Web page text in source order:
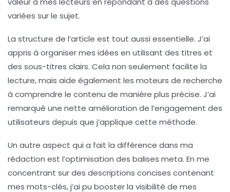
variées sur le sujet.
La structure de l’article est tout aussi essentielle. J’ai
appris à organiser mes idées en utilisant des titres et
des sous-titres clairs. Cela non seulement facilite la
lecture, mais aide également les moteurs de recherche
à comprendre le contenu de manière plus précise. J’ai
remarqué une nette amélioration de l’engagement des
utilisateurs depuis que j’applique cette méthode.
Un autre aspect qui a fait la différence dans ma
rédaction est l’optimisation des balises meta. En me
concentrant sur des descriptions concises contenant
mes mots-clés, j’ai pu booster la visibilité de mes